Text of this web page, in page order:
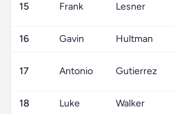
15 Frank Lesner
16 Gavin Hultman
17 Antonio Gutierrez
18 Luke Walker